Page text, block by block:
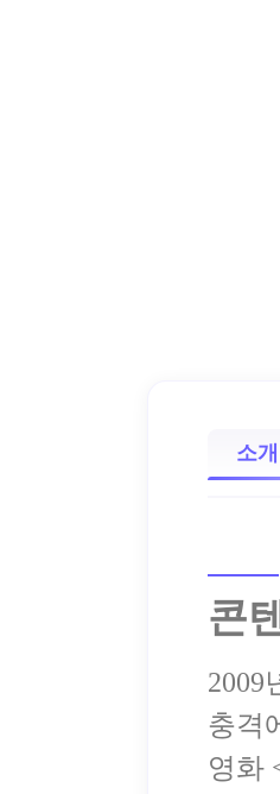
소개
콘
2009
충격
영화